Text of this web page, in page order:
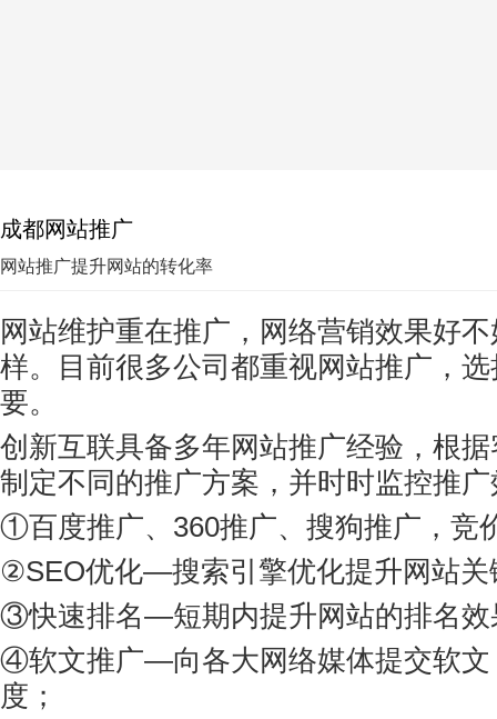
成都网站推广
网站推广提升网站的转化率
网站维护重在推广，网络营销效果好
样。目前很多公司都重视网站推广，
要。
创新互联具备多年网站推广经验，根
制定不同的推广方案，并时时监控推
①百度推广、360推广、搜狗推广，竞
②SEO优化—搜索引擎优化提升网站关
③快速排名—短期内提升网站的排名效
④软文推广—向各大网络媒体提交软文
度；